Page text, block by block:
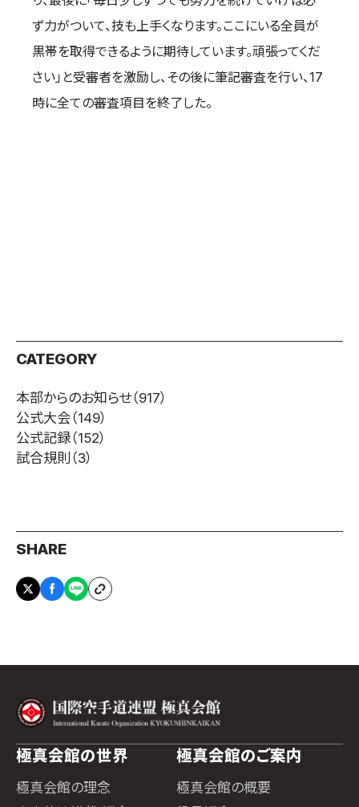
ず力がついて、技も上手くなります。ここにいる全員が
黒帯を取得できるように期待しています。頑張ってくだ
さい」と受審者を激励し、その後に筆記審査を行い、17
時に全ての審査項目を終了した。
CATEGORY
本部からのお知らせ（917）
公式大会（149）
公式記録（152）
試合規則 （3）
SHARE
極真会館の世界
極真会館の理念
極真会館のご案内
極真会館の概要